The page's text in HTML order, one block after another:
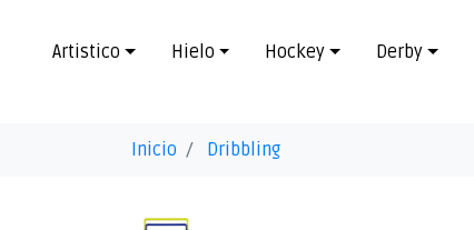
Artistico Hielo Hockey Derby
Inicio Dribbling